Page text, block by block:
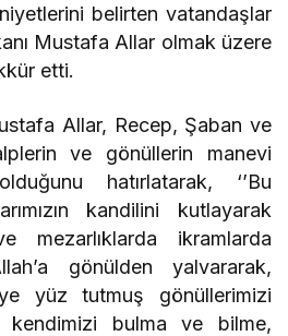
belirten vatandaşlar
Mustafa Allar olmak üzere
etti.
Allar, Recep, Şaban ve
ve gönüllerin manevi
hatırlatarak, ‘’Bu
kandilini kutlayarak
mezarlıklarda ikramlarda
gönülden yalvararak,
yüz tutmuş gönüllerimizi
kendimizi bulma ve bilme,